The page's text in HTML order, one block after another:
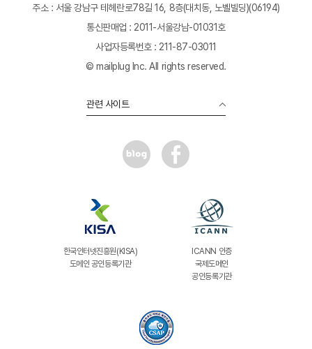
주소 : 서울 강남구 테헤란로78길 16, 8층(대치동, 노벨빌딩)(06194)
통신판매업 : 2011-서울강남-01031호
사업자등록번호 : 211-87-03011
© mailplug Inc. All rights reserved.
관련 사이트
한국인터넷진흥원(KISA)
도메인 공인등록기관
ICANN 인증
국제도메인
공인등록기관